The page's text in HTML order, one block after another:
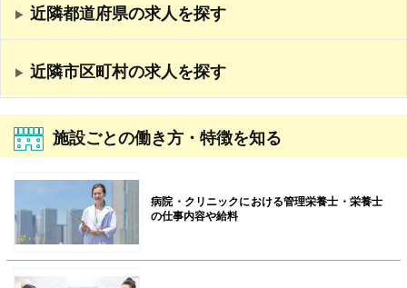
近隣都道府県の求人を探す
近隣市区町村の求人を探す
施設ごとの働き方・特徴を知る
病院・クリニックにおける管理栄養士・栄養士
の仕事内容や給料